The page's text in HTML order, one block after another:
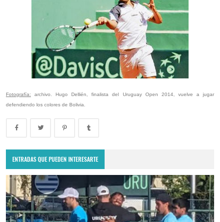
Fotografía: archivo. Hugo Dellién, finalista del Uruguay Open 2014, vuelve a jugar
defendiendo los colores de Bolivia.
ENTRADAS QUE PUEDEN INTERESARTE